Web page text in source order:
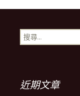
導
覽
列
搜
尋
近期文章